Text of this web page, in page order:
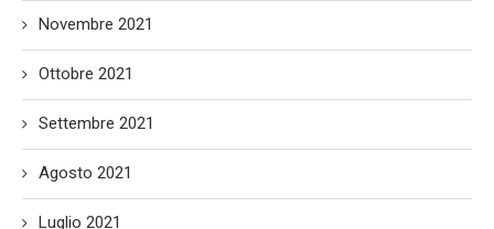
Novembre 2021
Ottobre 2021
Settembre 2021
Agosto 2021
Luglio 2021